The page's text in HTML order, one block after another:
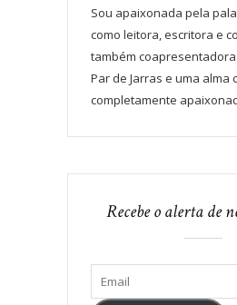
Sou apaixonada pela
como leitora, escritora e
também
Par de Jarras e uma alma
completamente
Recebe o alerta de